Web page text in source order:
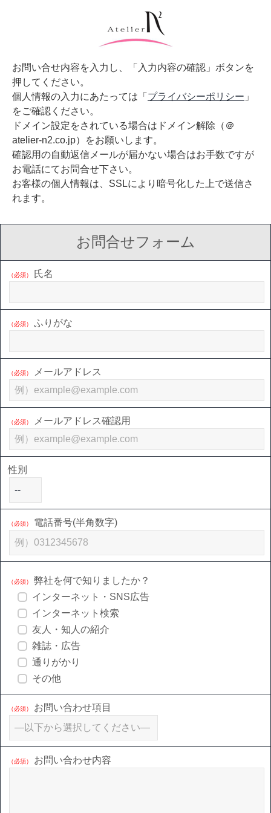
お問い合せ内容を入力し、「入力内容の確認」ボタンを
押してください。
個人情報の入力にあたっては「 プライバシーポリシー 」
をご確認ください。
ドメイン設定をされている場合はドメイン解除（＠
atelier-n2.co.jp）をお願いします。
確認用の自動返信メールが届かない場合はお手数ですが
お電話にてお問合せ下さい。
お客様の個人情報は、SSLにより暗号化した上で送信さ
れます。
お問合せフォーム
（必須） 氏名
（必須） ふりがな
（必須） メールアドレス
（必須） メールアドレス確認用
性別
（必須） 電話番号(半角数字)
（必須） 弊社を何で知りましたか？
インターネット・SNS広告
インターネット検索
友人・知人の紹介
雑誌・広告
通りがかり
その他
（必須） お問い合わせ項目
（必須） お問い合わせ内容